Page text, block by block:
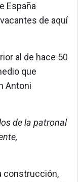
España
de aquí
al de hace 50
que
Antoni
de la patronal
construcción,